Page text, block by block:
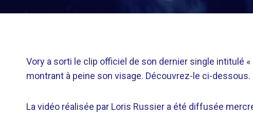
Vory a sorti le clip officiel de son dernier single intitulé
montrant à peine son visage. Découvrez-le ci-dessous.
La vidéo réalisée par Loris Russier a été diffusée